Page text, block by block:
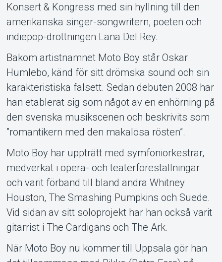
Support
Konsert & Kongress med sin hyllning till den
amerikanska singer-songwritern, poeten och
indiepop-drottningen Lana Del Rey.
Bakom artistnamnet Moto Boy står Oskar
Humlebo, känd för sitt drömska sound och sin
karakteristiska falsett. Sedan debuten 2008 har
han etablerat sig som något av en enhörning på
den svenska musikscenen och beskrivits som
”romantikern med den makalösa rösten”.
Moto Boy har uppträtt med symfoniorkestrar,
medverkat i opera- och teaterföreställningar
och varit förband till bland andra Whitney
Houston, The Smashing Pumpkins och Suede.
Vid sidan av sitt soloprojekt har han också varit
gitarrist i The Cardigans och The Ark.
När Moto Boy nu kommer till Uppsala gör han